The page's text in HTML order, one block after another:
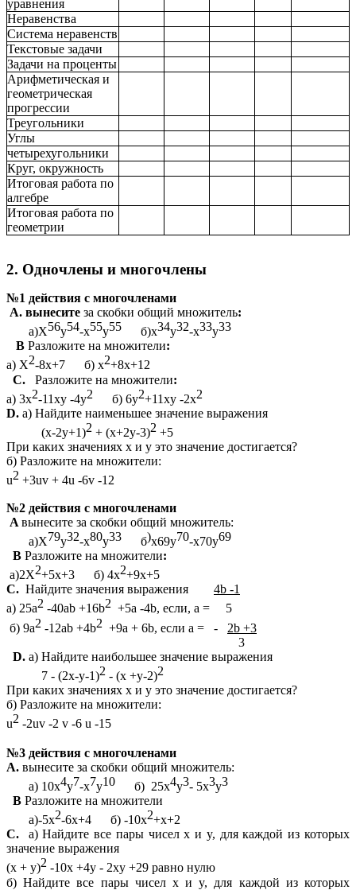
уравнения
Неравенства
Система неравенств
Текстовые задачи
Задачи на проценты
Арифметическая и
геометрическая
прогрессии
Треугольники
Углы
четырехугольники
Круг, окружность
Итоговая работа по
алгебре
Итоговая работа по
геометрии
2. Одночлены и многочлены
№1 действия с многочленами
A. вынесите за скобки общий множитель:
а)Х56у54-х55у55 б)х34у32-х33у33
B Разложите на множители:
а) Х2-8х+7 б) х2+8х+12
С.
Разложите на множители:
а) 3х2-11хy -4y2 б) 6y2+11хy -2x2
D. а) Найдите наименьшее значение выражения
(x-2y+1)2 + (x+2y-3)2 +5
При каких значениях х и y это значение достигается?
б) Разложите на множители:
u2 +3uv + 4u -6v -12
№2 действия с многочленами
A вынесите за скобки общий множитель:
а)Х79у32-х80у33 б)х69у70-х70у69
B Разложите на множители:
а)2Х2+5х+3 б) 4х2+9х+5
С. Найдите значения выражения 4b -1
а) 25а2 -40аb +16b2 +5a -4b, если, а = 5
б) 9а2 -12аb +4b2 +9a + 6b, если а = - 2b +3
3
D. а) Найдите наибольшее значение выражения
7 - (2x-y-1)2 - (x +y-2)2
При каких значениях х и y это значение достигается?
б) Разложите на множители:
u2 -2uv -2 v -6 u -15
№3 действия с многочленами
A. вынесите за скобки общий множитель:
а) 10х4у7-х7у10 б) 25х4у3- 5х3у3
B Разложите на множители
а)-5х2-6х+4 б) -10х2+х+2
С.
а) Найдите все пары чисел х и y, для каждой из которых
значение выражения
(х + y)2 -10x +4y - 2xy +29 равно нулю
б) Найдите все пары чисел х и y, для каждой из которых